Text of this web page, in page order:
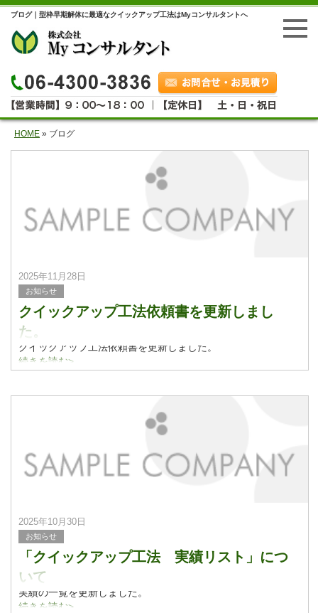
ブログ｜型枠早期解体に最適なクイックアップ工法はMyコンサルタントへ
HOME » ブログ
2025年11月28日
お知らせ
クイックアップ工法依頼書を更新しまし
た。
クイックアップ工法依頼書を更新しました。
続きを読む>
2025年10月30日
お知らせ
「クイックアップ工法 実績リスト」につ
いて
実績の一覧を更新しました。
実績紹介についてはこちらをご覧ください。
続きを読む>